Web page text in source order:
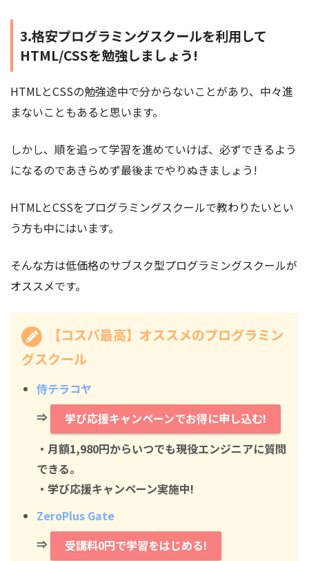
3.格安プログラミングスクールを利用して
HTML/CSSを勉強しましょう!
HTMLとCSSの勉強途中で分からないことがあり、中々進
まないこともあると思います。
しかし、順を追って学習を進めていけば、必ずできるよう
になるのであきらめず最後までやりぬきましょう!
HTMLとCSSをプログラミングスクールで教わりたいとい
う方も中にはいます。
そんな方は低価格のサブスク型プログラミングスクールが
オススメです。
【コスパ最高】オススメのプログラミン
グスクール
侍テラコヤ
⇒
学び応援キャンペーンでお得に申し込む!
・月額1,980円からいつでも現役エンジニアに質問
できる。
・学び応援キャンペーン実施中!
ZeroPlus Gate
⇒
受講料0円で学習をはじめる!